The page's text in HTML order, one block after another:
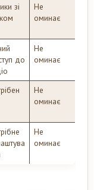
зі
Не
оминає
до
Не
оминає
Не
оминає
Не
оминає